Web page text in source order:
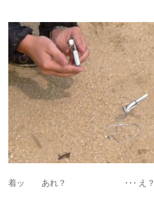
着ッ あれ？ ･･･ え？